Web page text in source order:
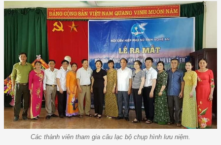
Các thành viên tham gia câu lạc bộ chụp hình lưu niệm.